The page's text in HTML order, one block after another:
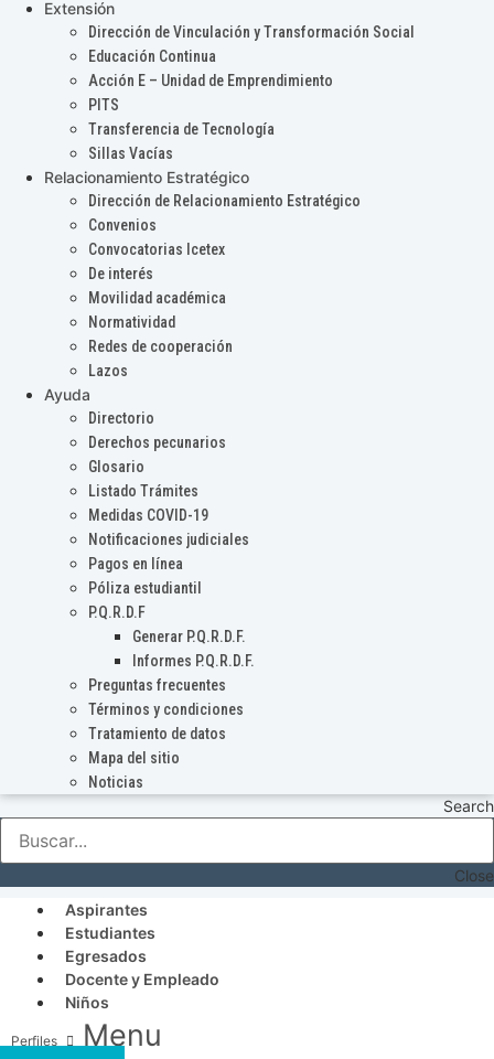
Extensión
Dirección de Vinculación y Transformación Social
Educación Continua
Acción E – Unidad de Emprendimiento
PITS
Transferencia de Tecnología
Sillas Vacías
Relacionamiento Estratégico
Dirección de Relacionamiento Estratégico
Convenios
Convocatorias Icetex
De interés
Movilidad académica
Normatividad
Redes de cooperación
Lazos
Ayuda
Directorio
Derechos pecunarios
Glosario
Listado Trámites
Medidas COVID-19
Notificaciones judiciales
Pagos en línea
Póliza estudiantil
P.Q.R.D.F
Generar P.Q.R.D.F.
Informes P.Q.R.D.F.
Preguntas frecuentes
Términos y condiciones
Tratamiento de datos
Mapa del sitio
Noticias
Search
Close
Aspirantes
Estudiantes
Egresados
Docente y Empleado
Niños
Menu